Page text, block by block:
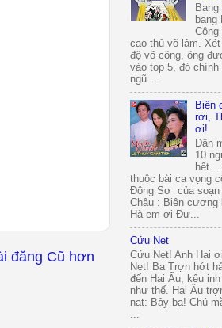
đăng Cũ hơn
Bang
bang
cao thủ võ lâm.
độ võ công, ông
vào top 5, đó chính
ngũ ...
Biên
rơi,
ơi!
Dân
10
hết…
thuộc bài ca vọng
Đông Sơ của
Châu : Biên cương
Hà em ơi Đư...
Cứu Net
Cứu Net! Anh Hai
Net! Ba Trợn hớt
đến Hai Ẩu, kêu
như thế. Hai Ẩu
nạt: Bậy bạ! Chú